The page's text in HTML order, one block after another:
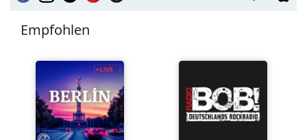
Empfohlen